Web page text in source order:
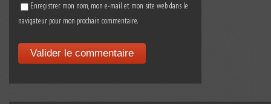
Enregistrer mon nom, mon e-mail et mon site web dans le
navigateur pour mon prochain commentaire.